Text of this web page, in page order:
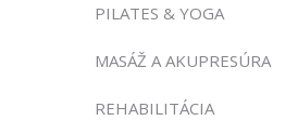
PILATES & YOGA
MASÁŽ A AKUPRESÚRA
REHABILITÁCIA